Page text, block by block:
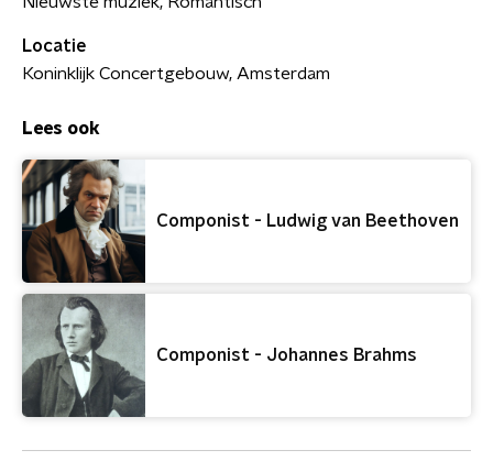
Locatie
Koninklijk Concertgebouw, Amsterdam
Lees ook
Componist - Ludwig van Beethoven
Componist - Johannes Brahms